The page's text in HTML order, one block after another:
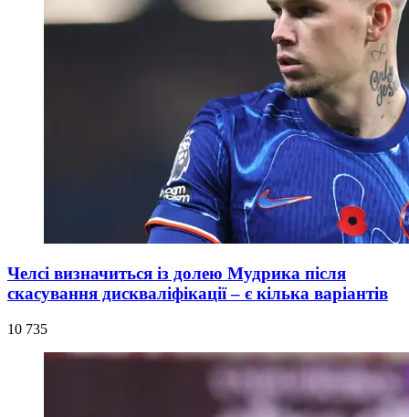
Челсі визначиться із долею Мудрика після
скасування дискваліфікації – є кілька варіантів
10 735